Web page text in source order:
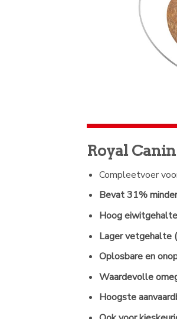
Royal
Compleetvoer
Bevat 31%
Hoog
Lager vetgehalte
Oplosbare en
Waardevolle
Hoogste